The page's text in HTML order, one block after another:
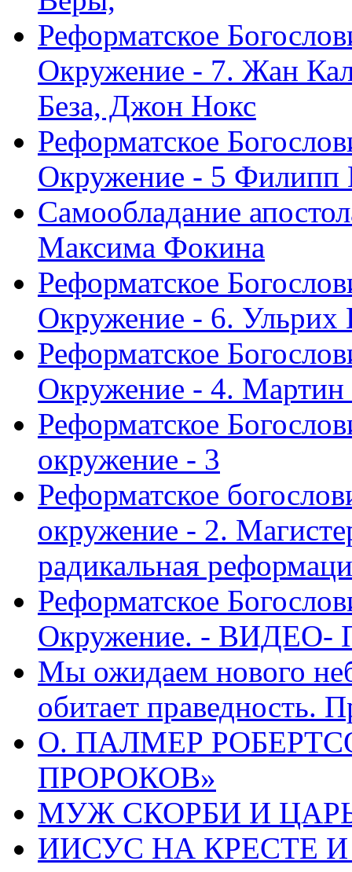
Реформатское
Окружение - 7. Жан
Беза, Джон Нокс
Реформатское
Окружение - 5 Филипп
Самообладание
Максима Фокина
Реформатское
Окружение - 6. Ульрих
Реформатское
Окружение - 4.
Реформатское
окружение - 3
Реформатское
окружение - 2.
радикальная
Реформатское
Окружение. - ВИДЕО-
Мы ожидаем нового
обитает праведность.
О. ПАЛМЕР
ПРОРОКОВ»
МУЖ СКОРБИ И ЦАРЬ
ИИСУС НА КРЕСТЕ